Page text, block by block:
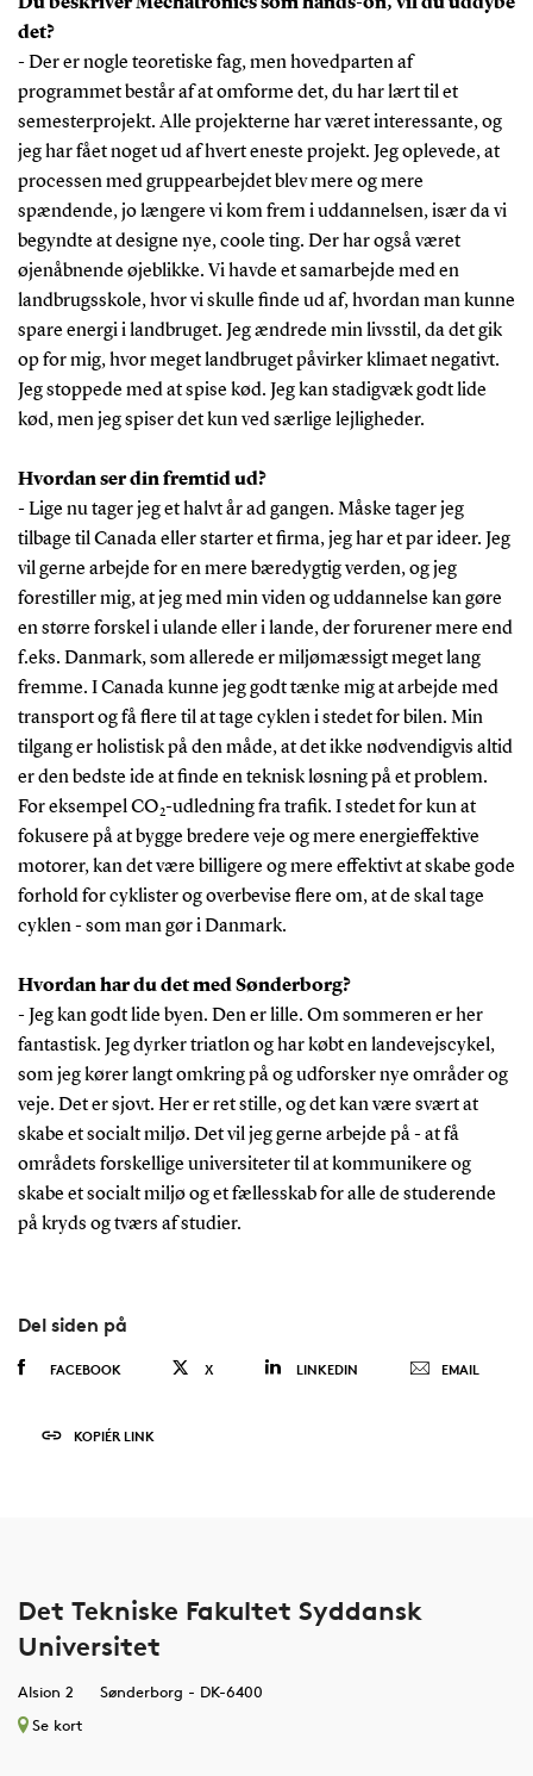
det?
- Der er nogle teoretiske fag, men hovedparten af
programmet består af at omforme det, du har lært til et
semesterprojekt. Alle projekterne har været interessante, og
jeg har fået noget ud af hvert eneste projekt. Jeg oplevede, at
processen med gruppearbejdet blev mere og mere
spændende, jo længere vi kom frem i uddannelsen, især da vi
begyndte at designe nye, coole ting. Der har også været
øjenåbnende øjeblikke. Vi havde et samarbejde med en
landbrugsskole, hvor vi skulle finde ud af, hvordan man kunne
spare energi i landbruget. Jeg ændrede min livsstil, da det gik
op for mig, hvor meget landbruget påvirker klimaet negativt.
Jeg stoppede med at spise kød. Jeg kan stadigvæk godt lide
kød, men jeg spiser det kun ved særlige lejligheder.
Hvordan ser din fremtid ud?
- Lige nu tager jeg et halvt år ad gangen. Måske tager jeg
tilbage til Canada eller starter et firma, jeg har et par ideer. Jeg
vil gerne arbejde for en mere bæredygtig verden, og jeg
forestiller mig, at jeg med min viden og uddannelse kan gøre
en større forskel i ulande eller i lande, der forurener mere end
f.eks. Danmark, som allerede er miljømæssigt meget lang
fremme. I Canada kunne jeg godt tænke mig at arbejde med
transport og få flere til at tage cyklen i stedet for bilen. Min
tilgang er holistisk på den måde, at det ikke nødvendigvis altid
er den bedste ide at finde en teknisk løsning på et problem.
For eksempel CO2-udledning fra trafik. I stedet for kun at
fokusere på at bygge bredere veje og mere energieffektive
motorer, kan det være billigere og mere effektivt at skabe gode
forhold for cyklister og overbevise flere om, at de skal tage
cyklen - som man gør i Danmark.
Hvordan har du det med Sønderborg?
- Jeg kan godt lide byen. Den er lille. Om sommeren er her
fantastisk. Jeg dyrker triatlon og har købt en landevejscykel,
som jeg kører langt omkring på og udforsker nye områder og
veje. Det er sjovt. Her er ret stille, og det kan være svært at
skabe et socialt miljø. Det vil jeg gerne arbejde på - at få
områdets forskellige universiteter til at kommunikere og
skabe et socialt miljø og et fællesskab for alle de studerende
på kryds og tværs af studier.
Del siden på
FACEBOOK X LINKEDIN EMAIL
KOPIÉR LINK
Det Tekniske Fakultet Syddansk
Universitet
Alsion 2
Sønderborg - DK-6400
Se kort